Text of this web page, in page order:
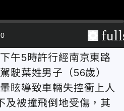
午5時許行經南京東路
駛葉姓男子（56歲）
眩導致車輛失控衝上人
及被撞飛倒地受傷，其